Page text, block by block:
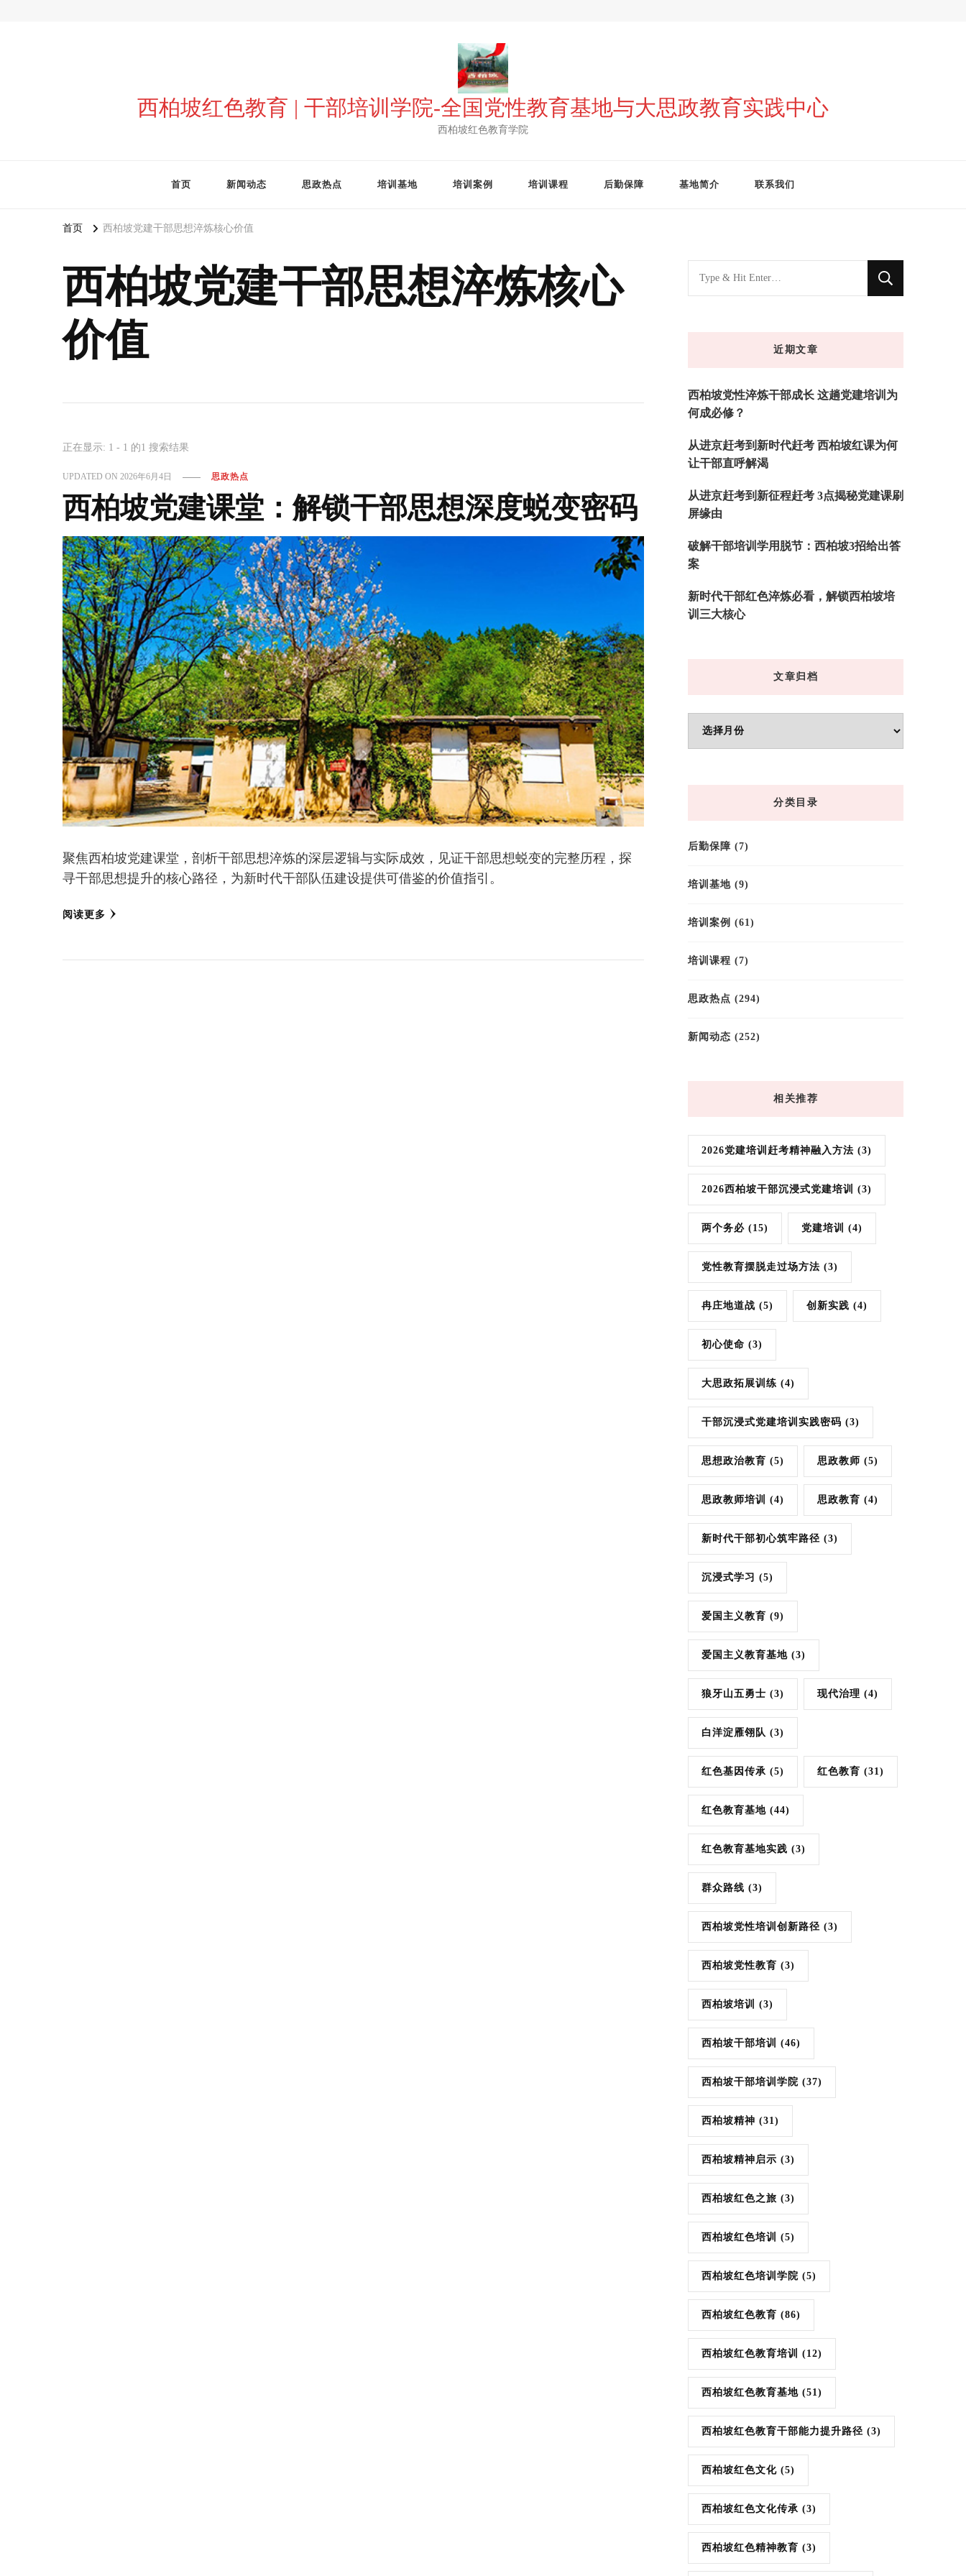
西柏坡红色教育 | 干部培训学院-全国党性教育基地与大思政教育实践中心
西柏坡红色教育学院
首页 新闻动态 思政热点 培训基地 培训案例 培训课程 后勤保障 基地简介 联系我们
首页 西柏坡党建干部思想淬炼核心价值
西柏坡党建干部思想淬炼核心
价值
正在显示: 1 - 1 的1 搜索结果
UPDATED ON2026年6月4日 思政热点
西柏坡党建课堂：解锁干部思想深度蜕变密码
聚焦西柏坡党建课堂，剖析干部思想淬炼的深层逻辑与实际成效，见证干部思想蜕变的完整历程，探
寻干部思想提升的核心路径，为新时代干部队伍建设提供可借鉴的价值指引。
阅读更多
找
什
近期文章
西柏坡党性淬炼干部成长 这趟党建培训为
何成必修？
从进京赶考到新时代赶考 西柏坡红课为何
让干部直呼解渴
从进京赶考到新征程赶考 3点揭秘党建课刷
屏缘由
破解干部培训学用脱节：西柏坡3招给出答
案
新时代干部红色淬炼必看，解锁西柏坡培
训三大核心
文章归档
章
分类目录
后勤保障 (7)
培训基地 (9)
培训案例 (61)
培训课程 (7)
思政热点 (294)
新闻动态 (252)
相关推荐
2026党建培训赶考精神融入方法 (3)
2026西柏坡干部沉浸式党建培训 (3)
两个务必 (15) 党建培训 (4)
党性教育摆脱走过场方法 (3)
冉庄地道战 (5) 创新实践 (4)
初心使命 (3)
大思政拓展训练 (4)
干部沉浸式党建培训实践密码 (3)
思想政治教育 (5) 思政教师 (5)
思政教师培训 (4) 思政教育 (4)
新时代干部初心筑牢路径 (3)
沉浸式学习 (5)
爱国主义教育 (9)
爱国主义教育基地 (3)
狼牙山五勇士 (3) 现代治理 (4)
白洋淀雁翎队 (3)
红色基因传承 (5) 红色教育 (31)
红色教育基地 (44)
红色教育基地实践 (3)
群众路线 (3)
西柏坡党性培训创新路径 (3)
西柏坡党性教育 (3)
西柏坡培训 (3)
西柏坡干部培训 (46)
西柏坡干部培训学院 (37)
西柏坡精神 (31)
西柏坡精神启示 (3)
西柏坡红色之旅 (3)
西柏坡红色培训 (5)
西柏坡红色培训学院 (5)
西柏坡红色教育 (86)
西柏坡红色教育培训 (12)
西柏坡红色教育基地 (51)
西柏坡红色教育干部能力提升路径 (3)
西柏坡红色文化 (5)
西柏坡红色文化传承 (3)
西柏坡红色精神教育 (3)